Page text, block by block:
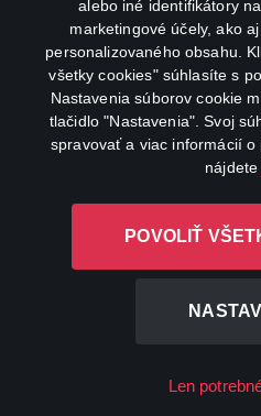
alebo iné identifikátory
marketingové účely, ako
personalizovaného obsahu.
všetky cookies" súhlasíte s
Nastavenia súborov cookie
tlačidlo "Nastavenia". Svoj
spravovať a viac informácií
POVOLIŤ
Len
My profile
Important links
Canal+ Luxembourg S. à r.l. so